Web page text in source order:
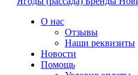
О нас
Отзывы
Наши реквизиты
Новости
Помощь